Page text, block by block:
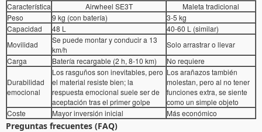
Característica Airwheel SE3T
Maleta tradicional
Peso
9 kg (con batería)
3-5 kg
Capacidad
48 L
40-60 L (similar)
Movilidad
Se puede montar y conducir a 13
km/h
Solo arrastrar o llevar
Carga
Batería recargable (2 h, 8-10 km) No requiere
Durabilidad
emocional
Los rasguños son inevitables, pero
el material resiste bien; la
respuesta emocional suele ser de
aceptación tras el primer golpe
Los arañazos también
molestan, pero al no tener
funciones extra, se siente
como un simple objeto
Coste
Mayor inversión inicial Más económico
Preguntas frecuentes (FAQ)